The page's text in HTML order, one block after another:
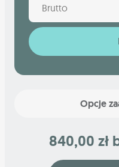
Brutto
Opcje
840,00 zł